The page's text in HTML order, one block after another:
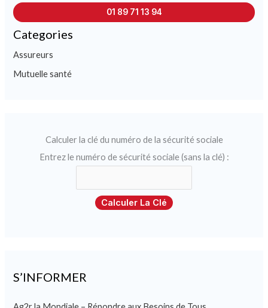
01 89 71 13 94
Categories
Assureurs
Mutuelle santé
Calculer la clé du numéro de la sécurité sociale
Entrez le numéro de sécurité sociale (sans la clé) :
Calculer La Clé
S’INFORMER